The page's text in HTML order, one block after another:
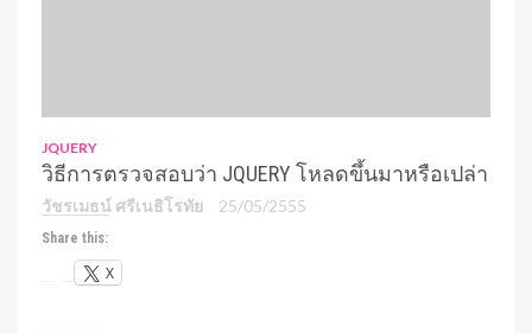
JQUERY
วิธีการตรวจสอบว่า JQUERY โหลดขึ้นมาหรือเปล่า
วัชรเมธน์ ศรีเนธิโรทัย 25/05/2555
Share this:
X